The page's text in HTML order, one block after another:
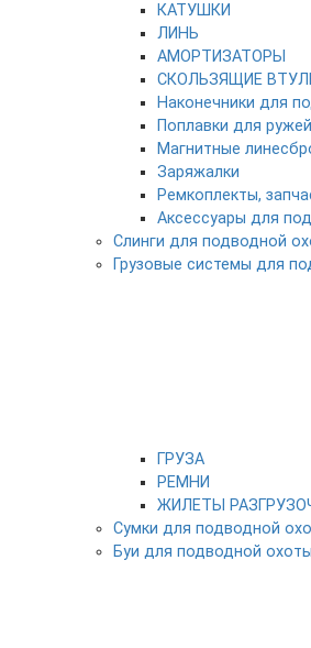
КАТУШКИ
ЛИНЬ
АМОРТИЗАТОРЫ
СКОЛЬЗЯЩИЕ
Наконечники для
Поплавки для ружей
Магнитные
Заряжалки
Ремкоплекты,
Аксессуары для
Слинги для подводной
Грузовые системы для
ГРУЗА
РЕМНИ
ЖИЛЕТЫ
Сумки для подводной
Буи для подводной охоты